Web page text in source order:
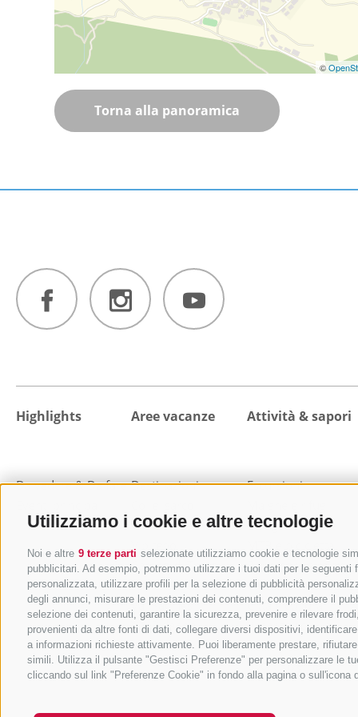
Utilizziamo i cookie e altre tecnologie
Noi e altre 9 terze parti selezionate utilizziamo cookie e tecnologie
pubblicitari. Ad esempio, potremmo utilizzare i tuoi dati per le
personalizzata, utilizzare profili per la selezione di pubblicità
degli annunci, misurare le prestazioni dei contenuti, comprendere il
selezione dei contenuti, garantire la sicurezza, prevenire e rilevare
provenienti da altre fonti di dati, collegare diversi dispositivi,
a informazioni richieste attivamente. Puoi liberamente prestare,
simili. Utilizza il pulsante "Gestisci Preferenze" per personalizzare le
cliccando sul link "Preferenze Cookie" in fondo alla pagina o
©
Torna alla panoramica
Highlights
Da vedere & Da fare
Aree vacanze
Destinazioni
Val di Fleres
Vipiteno
Campo di Trens
Val di Vizze
Val Racines
Val Ridanna
Val Giovo
Attività & sapori
Escursioni
Mangiare e bere
MTB e bicicletta
Benessere e relax
Vacanza in famiglia
Città e cultura
Vacanza sci
Sci alpinismo
Sport invernali